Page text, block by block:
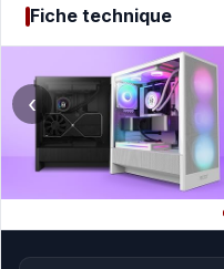
Fiche technique
‹